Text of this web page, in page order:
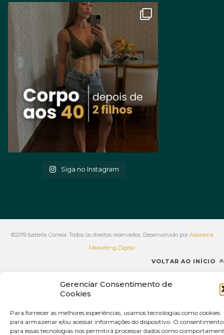
Gerenciar Consentimento de
Cookies
Para fornecer as melhores experiências, usamos tecnologias como cookies
para armazenar e/ou acessar informações do dispositivo. O consentimento
para essas tecnologias nos permitirá processar dados como
Siga no Instagram
©2019 Isabella Correia. Todos os direitos reservados. Desenvolvido por Aporama
Marketing Digital
VOLTAR AO INÍCIO